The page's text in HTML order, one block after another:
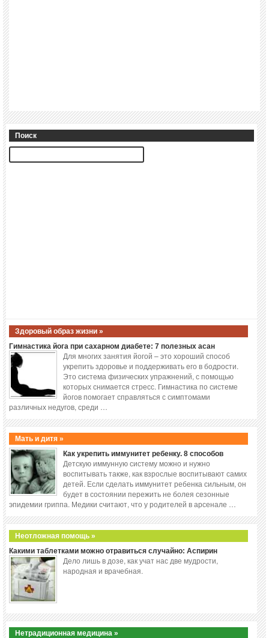
Поиск
Здоровый образ жизни »
Гимнастика йога при сахарном диабете: 7 полезных асан
Для многих занятия йогой – это хороший способ
укрепить здоровье и поддерживать его в бодрости.
Это система физических упражнений, с помощью
которых снимается стресс. Гимнастика по системе
йогов помогает справляться с симптомами
различных недугов, среди …
Мать и дитя »
Как укрепить иммунитет ребенку. 8 способов
Детскую иммунную систему можно и нужно
воспитывать также, как взрослые воспитывают самих
детей. Если сделать иммунитет ребенка сильным, он
будет в состоянии пережить не болея сезонные
эпидемии гриппа. Медики считают, что у родителей в арсенале …
Неотложная помощь »
Какими таблетками можно отравиться случайно: Аспирин
Дело лишь в дозе, как учат нас две мудрости,
народная и врачебная.
Нетрадиционная медицина »